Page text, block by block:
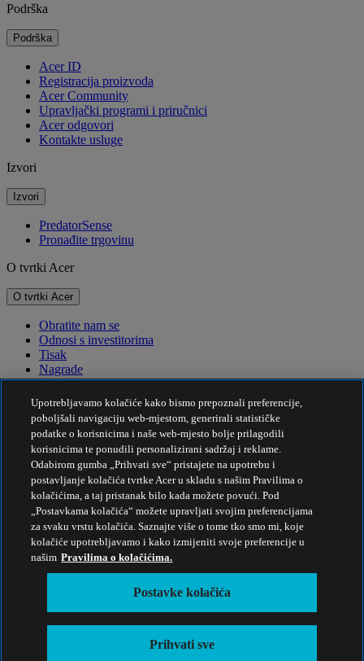
Podrška
Podrška
Acer ID
Registracija proizvoda
Acer Community
Upravljački programi i priručnici
Acer odgovori
Kontakte usluge
Izvori
Izvori
PredatorSense
Pronađite trgovinu
O tvrtki Acer
O tvrtki Acer
Obratite nam se
Odnosi s investitorima
Tisak
Nagrade
Događaji
Održivost
Održivost
Društvena odgovornost tvrtke
Emisije štetnih plinova za proizvod
Project Humanity
Earthion
Politika privatnosti
Pravila o kolačićima
Pravne napomene
Dodatne pravne informacije
Postavke kolačića
Hrvatska - Hrvatski
Upotrebljavamo kolačiće kako bismo prepoznali preferencije,
poboljšali navigaciju web-mjestom, generirali statističke
podatke o korisnicima i naše web-mjesto bolje prilagodili
korisnicima te ponudili personalizirani sadržaj i reklame.
Odabirom gumba „Prihvati sve“ pristajete na upotrebu i
postavljanje kolačića tvrtke Acer u skladu s našim Pravilima o
kolačićima, a taj pristanak bilo kada možete povući. Pod
„Postavkama kolačića“ možete upravljati svojim preferencijama
za svaku vrstu kolačića. Saznajte više o tome tko smo mi, koje
kolačiće upotrebljavamo i kako izmijeniti svoje preferencije u
našim Pravilima o kolačićima.
Postavke kolačića
Prihvati sve